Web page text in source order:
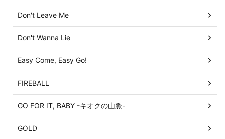
Don't Leave Me
Don't Wanna Lie
Easy Come, Easy Go!
FIREBALL
GO FOR IT, BABY -キオクの山脈-
GOLD